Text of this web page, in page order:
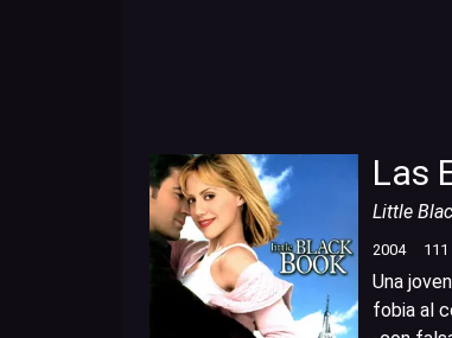
Las
Little
2004 111
Una
fobia al